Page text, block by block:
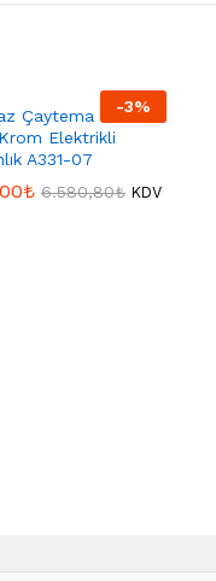
-3%
Çaytema
Elektrikli
A331-07
₺ 6.580,80₺ KDV